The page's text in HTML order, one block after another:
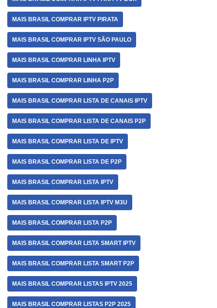
MAIS BRASIL COMPRAR IPTV PIRATA
MAIS BRASIL COMPRAR IPTV SÃO PAULO
MAIS BRASIL COMPRAR LINHA IPTV
MAIS BRASIL COMPRAR LINHA P2P
MAIS BRASIL COMPRAR LISTA DE CANAIS IPTV
MAIS BRASIL COMPRAR LISTA DE CANAIS P2P
MAIS BRASIL COMPRAR LISTA DE IPTV
MAIS BRASIL COMPRAR LISTA DE P2P
MAIS BRASIL COMPRAR LISTA IPTV
MAIS BRASIL COMPRAR LISTA IPTV M3U
MAIS BRASIL COMPRAR LISTA P2P
MAIS BRASIL COMPRAR LISTA SMART IPTV
MAIS BRASIL COMPRAR LISTA SMART P2P
MAIS BRASIL COMPRAR LISTAS IPTV 2025
MAIS BRASIL COMPRAR LISTAS P2P 2025